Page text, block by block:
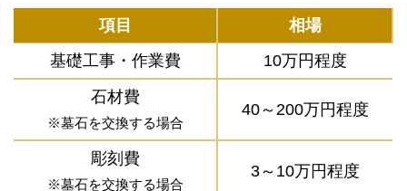
項目
相場
基礎工事・作業費
10万円程度
石材費
※墓石を交換する場合
40～200万円程度
彫刻費
※墓石を交換する場合
3～10万円程度